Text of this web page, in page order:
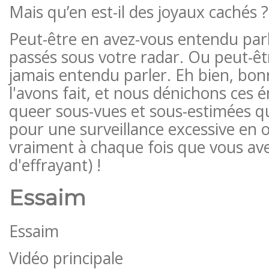
Mais qu’en est-il des joyaux cachés ?
Peut-être en avez-vous entendu
passés sous votre radar. Ou peut-
jamais entendu parler. Eh bien,
l'avons fait, et nous dénichons ces
queer sous-vues et sous-estimées
pour une surveillance excessive en
vraiment à chaque fois que vous
d'effrayant) !
Essaim
Essaim
Vidéo principale